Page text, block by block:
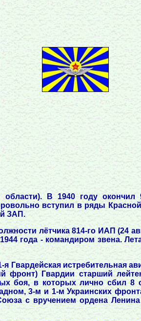
В 1940 году окончил
вступил в ряды
ЗАП.
лётчика 814-го ИАП (24
года - командиром звена.
я Гвардейская истребительная
фронт) Гвардии старший
боя, в которых лично сбил 8
3-м и 1-м Украинских
с вручением ордена